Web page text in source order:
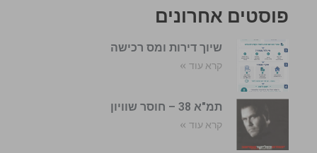
פוסטים אחרונים
שיוך דירות ומס רכישה
קרא עוד »
תמ"א 38 – חוסר שוויון
קרא עוד »